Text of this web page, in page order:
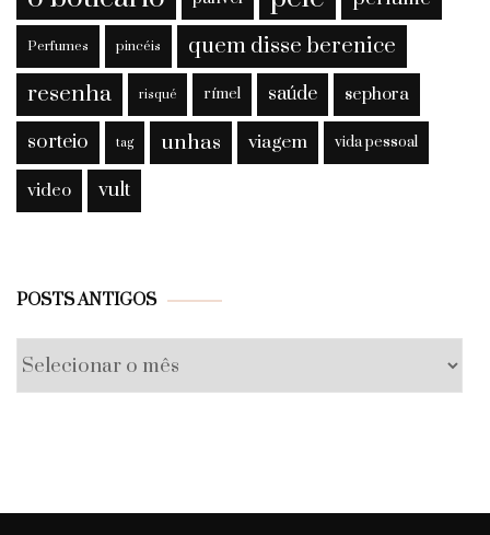
Perfumes pincéis quem disse berenice
resenha risqué rímel saúde sephora
sorteio tag unhas viagem vida pessoal
video vult
POSTS ANTIGOS
Posts